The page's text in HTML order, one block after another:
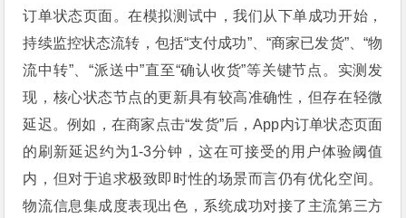
订单状态页面。在模拟测试中，我们从下单成功开始，
持续监控状态流转，包括“支付成功”、“商家已发货”、“物
流中转”、“派送中”直至“确认收货”等关键节点。实测发
现，核心状态节点的更新具有较高准确性，但存在轻微
延迟。例如，在商家点击“发货”后，App内订单状态页面
的刷新延迟约为1-3分钟，这在可接受的用户体验阈值
内，但对于追求极致即时性的场景而言仍有优化空间。
物流信息集成度表现出色，系统成功对接了主流第三方